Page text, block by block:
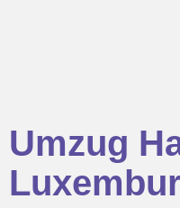
Umzug